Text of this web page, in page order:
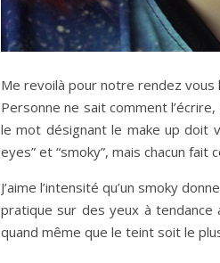
Me revoilà pour notre rendez vous
Personne ne sait comment
le mot désignant le make up doit
eyes” et “smoky”, mais chacun fait
J’aime l’intensité qu’un smoky
pratique sur des yeux à tendance
quand même que le teint soit le